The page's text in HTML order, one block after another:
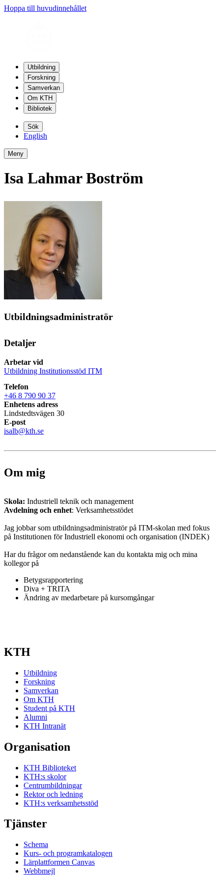
Hoppa till huvudinnehållet
Utbildning
Forskning
Samverkan
Om KTH
Bibliotek
Sök
English
Meny
Isa Lahmar Boström
Utbildningsadministratör
Detaljer
Arbetar vid
Utbildning Institutionsstöd ITM
Telefon
+46 8 790 90 37
Enhetens adress
Lindstedtsvägen 30
E-post
isalb@kth.se
Om mig
Skola: Industriell teknik och management
Avdelning och enhet: Verksamhetsstödet
Jag jobbar som utbildningsadministratör på ITM-skolan med fokus
på Institutionen för Industriell ekonomi och organisation (INDEK)
Har du frågor om nedanstående kan du kontakta mig och mina
kollegor på
Betygsrapportering
Diva + TRITA
Ändring av medarbetare på kursomgångar
KTH
Utbildning
Forskning
Samverkan
Om KTH
Student på KTH
Alumni
KTH Intranät
Organisation
KTH Biblioteket
KTH:s skolor
Centrumbildningar
Rektor och ledning
KTH:s verksamhetsstöd
Tjänster
Schema
Kurs- och programkatalogen
Lärplattformen Canvas
Webbmejl